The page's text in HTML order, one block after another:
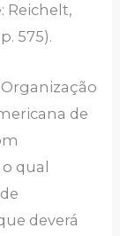
Reichelt,
575).
de
qual
deverá